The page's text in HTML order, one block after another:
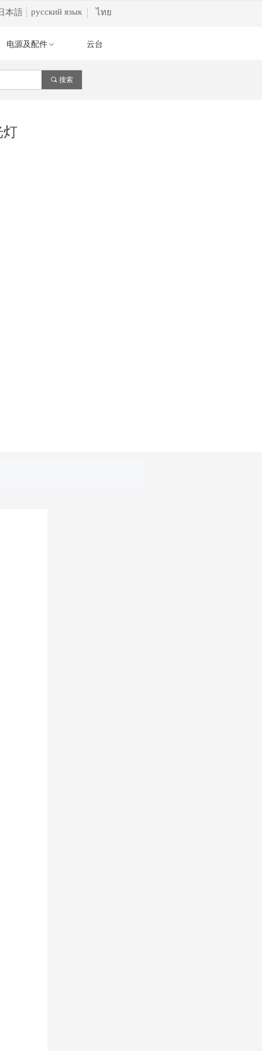
ꀁ
电源及配件 云台
русский язык
本語 ไทย
灯
끠 搜索